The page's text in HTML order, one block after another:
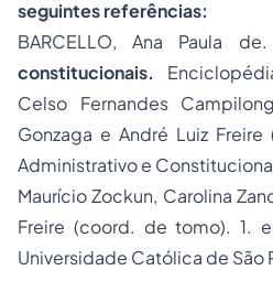
seguintes referências:
BARCELLO, Ana Paula de.
constitucionais.
Celso Fernandes
Gonzaga e André Luiz
Administrativo e
Maurício Zockun, Carolina
Freire (coord. de tomo). 1.
Universidade Católica de São